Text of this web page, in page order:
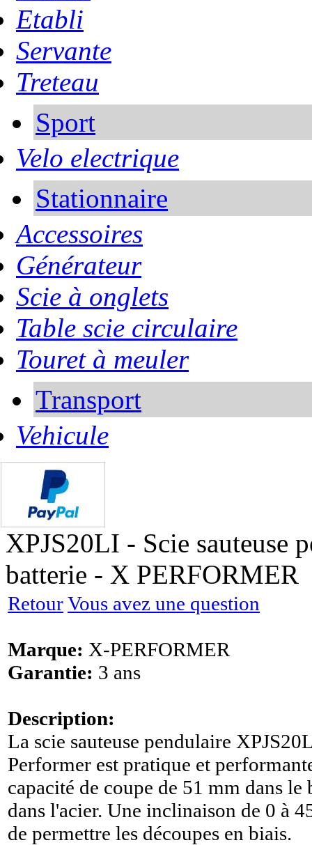
Etabli
Servante
Treteau
Sport
Velo electrique
Stationnaire
Accessoires
Générateur
Scie à onglets
Table scie circulaire
Touret à meuler
Transport
Vehicule
XPJS20LI - Scie sauteuse
batterie - X PERFORMER
RetourVous avez une question
Marque: X-PERFORMER
Garantie: 3 ans
Description:
La scie sauteuse pendulaire
Performer est pratique et
capacité de coupe de 51 mm dans le
dans l'acier. Une inclinaison de 0 à
de permettre les découpes en biais.